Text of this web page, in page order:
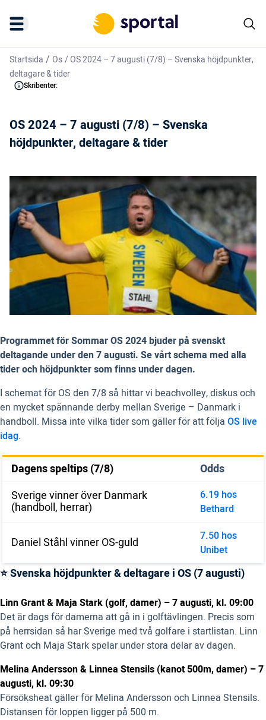
Startsida / Os/OS 2024 – 7 augusti (7/8) – Svenska höjdpunkter,
deltagare & tider
Skribenter:
OS 2024 – 7 augusti (7/8) – Svenska
höjdpunkter, deltagare & tider
Programmet för Sommar OS 2024 bjuder på svenskt
deltagande under den 7 augusti. Se vårt schema med alla
tider och höjdpunkter som finns under dagen.
I schemat för OS den 7/8 så hittar vi beachvolley, diskus och
en mycket spännande derby mellan Sverige – Danmark i
handboll. Missa inte vilka tider som gäller för att följa OS live
idag.
Dagens speltips (7/8)
Odds
Sverige vinner över Danmark
(handboll, herrar)
6.19 hos
Bethard
Daniel Ståhl vinner OS-guld
7.50 hos
Unibet
⭐ Svenska höjdpunkter & deltagare i OS (7 augusti)
Linn Grant & Maja Stark (golf, damer) – 7 augusti, kl. 09:00
Det är dags för damerna att gå in i golftävlingen. Precis som
på herrsidan så har Sverige med två golfare i startlistan. Linn
Grant och Maja Stark spelar under stora delar av dagen.
Melina Andersson & Linnea Stensils (kanot 500m, damer) – 7
augusti, kl. 09:30
Försöksheat gäller för Melina Andersson och Linnea Stensils.
Distansen för loppen ligger på 500 m.